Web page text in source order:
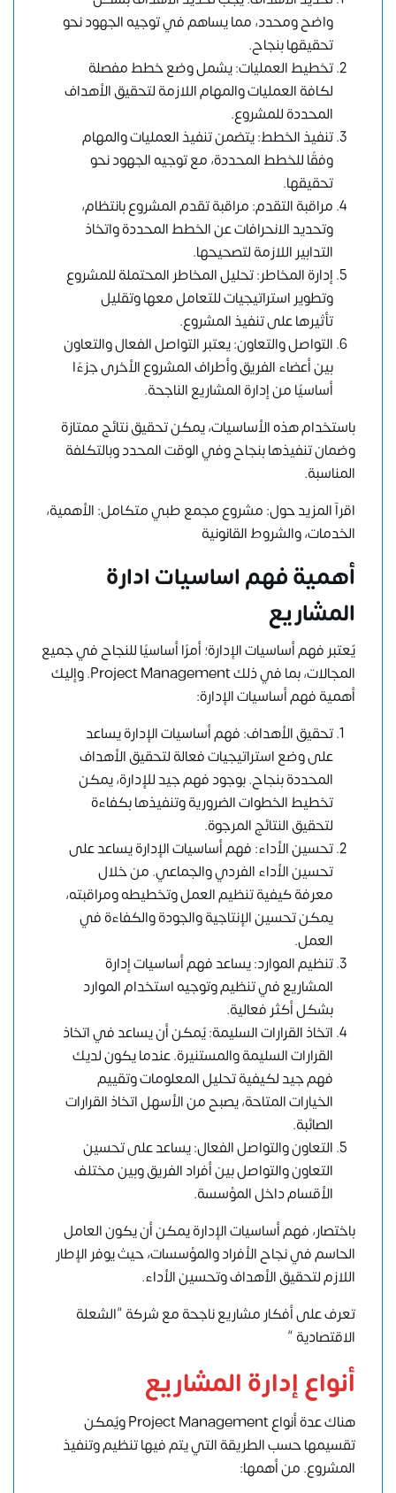
واضح ومحدد، مما يساهم في توجيه الجهود نحو
تحقيقها بنجاح.
تخطيط العمليات: يشمل وضع خطط مفصلة
لكافة العمليات والمهام اللازمة لتحقيق الأهداف
المحددة للمشروع.
تنفيذ الخطط: يتضمن تنفيذ العمليات والمهام
وفقًا للخطط المحددة، مع توجيه الجهود نحو
تحقيقها.
مراقبة التقدم: مراقبة تقدم المشروع بانتظام،
وتحديد الانحرافات عن الخطط المحددة واتخاذ
التدابير اللازمة لتصحيحها.
إدارة المخاطر: تحليل المخاطر المحتملة للمشروع
وتطوير استراتيجيات للتعامل معها وتقليل
تأثيرها على تنفيذ المشروع.
التواصل والتعاون: يعتبر التواصل الفعال والتعاون
بين أعضاء الفريق وأطراف المشروع الأخرى جزءًا
أساسيًا من إدارة المشاريع الناجحة.
باستخدام هذه الأساسيات، يمكن تحقيق نتائج ممتازة
وضمان تنفيذها بنجاح وفي الوقت المحدد وبالتكلفة
المناسبة.
اقرآ المزيد حول:مشروع مجمع طبي متكامل: الأهمية،
الخدمات، والشروط القانونية
أهمية فهم اساسيات ادارة
المشاريع
يٌعتبر فهم أساسيات الإدارة؛ أمرًا أساسيًا للنجاح في جميع
المجالات، بما في ذلك Project Management. وإليك
أهمية فهم أساسيات الإدارة:
تحقيق الأهداف: فهم أساسيات الإدارة يساعد
على وضع استراتيجيات فعالة لتحقيق الأهداف
المحددة بنجاح. بوجود فهم جيد للإدارة، يمكن
تخطيط الخطوات الضرورية وتنفيذها بكفاءة
لتحقيق النتائج المرجوة.
تحسين الأداء: فهم أساسيات الإدارة يساعد على
تحسين الأداء الفردي والجماعي. من خلال
معرفة كيفية تنظيم العمل وتخطيطه ومراقبته،
يمكن تحسين الإنتاجية والجودة والكفاءة في
العمل.
تنظيم الموارد: يساعد فهم أساسيات إدارة
المشاريع في تنظيم وتوجيه استخدام الموارد
بشكل أكثر فعالية.
اتخاذ القرارات السليمة: يُمكن أن يساعد في اتخاذ
القرارات السليمة والمستنيرة. عندما يكون لديك
فهم جيد لكيفية تحليل المعلومات وتقييم
الخيارات المتاحة، يصبح من الأسهل اتخاذ القرارات
الصائبة.
التعاون والتواصل الفعال: يساعد على تحسين
التعاون والتواصل بين أفراد الفريق وبين مختلف
الأقسام داخل المؤسسة.
باختصار، فهم أساسيات الإدارة يمكن أن يكون العامل
الحاسم في نجاح الأفراد والمؤسسات، حيث يوفر الإطار
اللازم لتحقيق الأهداف وتحسين الأداء.
تعرف على أفكار مشاريع ناجحة مع شركة “الشعلة
الاقتصادية “
أنواع إدارة المشاريع
هناك عدة أنواع Project Management ويُمكن
تقسيمها حسب الطريقة التي يتم فيها تنظيم وتنفيذ
المشروع. من أهمها: